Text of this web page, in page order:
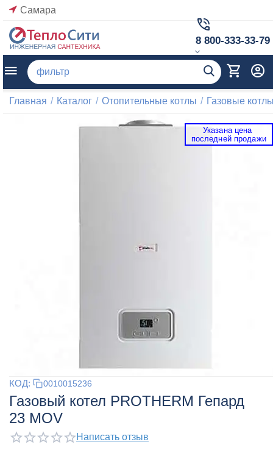
Самара
8 800-333-33-79
Главная / Каталог / Отопительные котлы / Газовые
Указана цена
последней продажи
КОД: 0010015236
Газовый котел PROTHERM Гепард
23 MOV
Написать отзыв